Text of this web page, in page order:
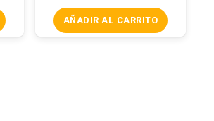
AÑADIR AL CARRITO